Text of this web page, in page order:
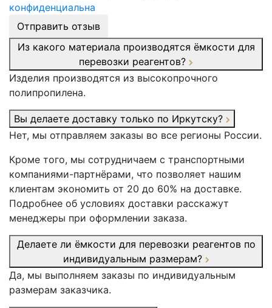
конфиденциальна
Отправить отзыв
Из какого материала производятся ёмкости для
перевозки реагентов?
Изделия производятся из высокопрочного
полипропилена.
Вы делаете доставку только по Иркутску?
Нет, мы отправляем заказы во все регионы России.
Кроме того, мы сотрудничаем с транспортными
компаниями-партнёрами, что позволяет нашим
клиентам экономить от 20 до 60% на доставке.
Подробнее об условиях доставки расскажут
менеджеры при оформлении заказа.
Делаете ли ёмкости для перевозки реагентов по
индивидуальным размерам?
Да, мы выполняем заказы по индивидуальным
размерам заказчика.